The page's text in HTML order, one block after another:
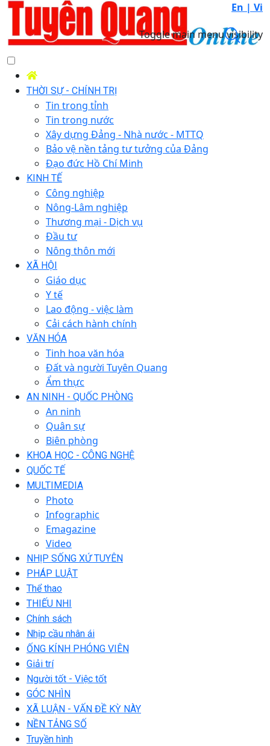
En | Vi
Toggle main menu visibility
THỜI SỰ - CHÍNH TRỊ
Tin trong tỉnh
Tin trong nước
Xây dựng Đảng - Nhà nước - MTTQ
Bảo vệ nền tảng tư tưởng của Đảng
Đạo đức Hồ Chí Minh
KINH TẾ
Công nghiệp
Nông-Lâm nghiệp
Thương mại - Dịch vụ
Đầu tư
Nông thôn mới
XÃ HỘI
Giáo dục
Y tế
Lao động - việc làm
Cải cách hành chính
VĂN HÓA
Tinh hoa văn hóa
Đất và người Tuyên Quang
Ẩm thực
AN NINH - QUỐC PHÒNG
An ninh
Quân sự
Biên phòng
KHOA HỌC - CÔNG NGHỆ
QUỐC TẾ
MULTIMEDIA
Photo
Infographic
Emagazine
Video
NHỊP SỐNG XỨ TUYÊN
PHÁP LUẬT
Thể thao
THIẾU NHI
Chính sách
Nhịp cầu nhân ái
ỐNG KÍNH PHÓNG VIÊN
Giải trí
Người tốt - Việc tốt
GÓC NHÌN
XÃ LUẬN - VẤN ĐỀ KỲ NÀY
NỀN TẢNG SỐ
Truyền hình